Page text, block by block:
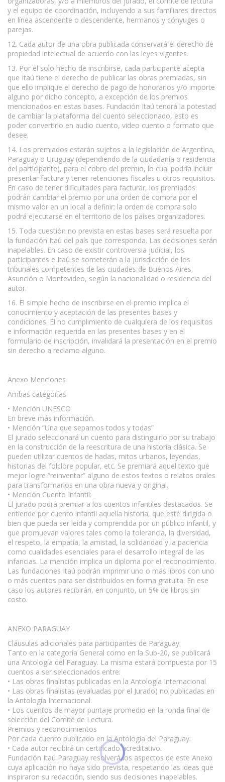
y el equipo de coordinación, incluyendo a sus familiares directos
en línea ascendente o descendente, hermanos y cónyuges o
parejas.
12. Cada autor de una obra publicada conservará el derecho de
propiedad intelectual de acuerdo con las leyes vigentes.
13. Por el solo hecho de inscribirse, cada participante acepta
que Itaú tiene el derecho de publicar las obras premiadas, sin
que ello implique el derecho de pago de honorarios y/o importe
alguno por dicho concepto, a excepción de los premios
mencionados en estas bases. Fundación Itaú tendrá la potestad
de cambiar la plataforma del cuento seleccionado, esto es
poder convertirlo en audio cuento, video cuento o formato que
desee.
14. Los premiados estarán sujetos a la legislación de Argentina,
Paraguay o Uruguay (dependiendo de la ciudadanía o residencia
del participante), para el cobro del premio, lo cual podría incluir
presentar factura y tener retenciones fiscales u otros requisitos.
En caso de tener dificultades para facturar, los premiados
podrán cambiar el premio por una orden de compra por el
mismo valor en un local a definir; la orden de compra solo
podrá ejecutarse en el territorio de los países organizadores.
15. Toda cuestión no prevista en estas bases será resuelta por
la fundación Itaú del país que corresponda. Las decisiones serán
inapelables. En caso de existir controversia judicial, los
participantes e Itaú se someterán a la jurisdicción de los
tribunales competentes de las ciudades de Buenos Aires,
Asunción o Montevideo, según la nacionalidad o residencia del
autor.
16. El simple hecho de inscribirse en el premio implica el
conocimiento y aceptación de las presentes bases y
condiciones. El no cumplimiento de cualquiera de los requisitos
e información requerida en las presentes bases y en el
formulario de inscripción, invalidará la presentación en el premio
sin derecho a reclamo alguno.
Anexo Menciones
Ambas categorías
• Mención UNESCO
En breve más información.
• Mención “Una que sepamos todos y todas”
El jurado seleccionará un cuento para distinguirlo por su trabajo
en la construcción de la reescritura de una historia clásica. Se
pueden utilizar cuentos de hadas, mitos urbanos, leyendas,
historias del folclore popular, etc. Se premiará aquel texto que
mejor logre “reinventar” alguno de estos textos o relatos orales
para transformarlos en una obra nueva y original.
• Mención Cuento Infantil:
El jurado podrá premiar a los cuentos infantiles destacados. Se
entiende por cuento infantil aquella historia, que esté dirigida o
bien que pueda ser leída y comprendida por un público infantil, y
que promuevan valores tales como la tolerancia, la diversidad,
el respeto, la empatía, la amistad, la solidaridad y la paciencia
como cualidades esenciales para el desarrollo integral de las
infancias. La mención implica un diploma por el reconocimiento.
Las fundaciones Itaú podrán imprimir uno o más libros con uno
o más cuentos para ser distribuidos en forma gratuita. En ese
caso los autores recibirán, en conjunto, un 5% de libros sin
costo.
ANEXO PARAGUAY
Cláusulas adicionales para participantes de Paraguay.
Tanto en la categoría General como en la Sub-20, se publicará
una Antología del Paraguay. La misma estará compuesta por 15
cuentos a ser seleccionados entre:
• Las obras finalistas publicadas en la Antología Internacional
• Las obras finalistas (evaluadas por el Jurado) no publicadas en
la Antología Internacional.
• Los cuentos de mayor puntaje promedio en la ronda final de
selección del Comité de Lectura.
Premios y reconocimientos
Por cada cuento publicado en la Antología del Paraguay:
• Cada autor recibirá un certificado acreditativo.
Fundación Itaú Paraguay resolverá los aspectos de este Anexo
cuya aplicación no haya sido prevista, respetando las ideas que
inspiraron su redacción, siendo sus decisiones inapelables.